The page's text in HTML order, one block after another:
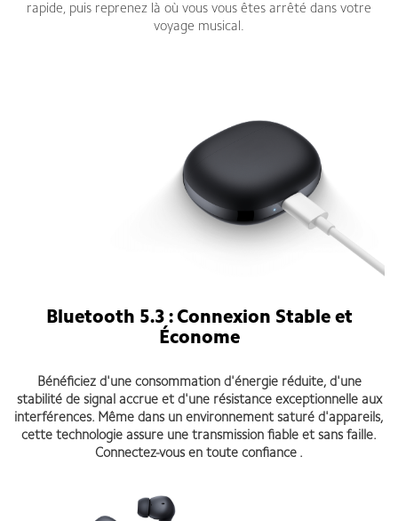
rapide, puis reprenez là où vous vous êtes arrêté dans votre
voyage musical.
Bluetooth 5.3 : Connexion Stable et
Économe
Bénéficiez d'une consommation d'énergie réduite, d'une
stabilité de signal accrue et d'une résistance exceptionnelle aux
interférences. Même dans un environnement saturé d'appareils,
cette technologie assure une transmission fiable et sans faille.
Connectez-vous en toute confiance .